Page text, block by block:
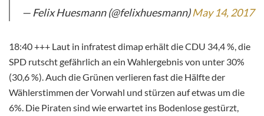
— Felix Huesmann (@felixhuesmann)May 14, 2017
18:40 +++ Laut in infratest dimap erhält die CDU 34,4 %, die
SPD rutscht gefährlich an ein Wahlergebnis von unter 30%
(30,6 %). Auch die Grünen verlieren fast die Hälfte der
Wählerstimmen der Vorwahl und stürzen auf etwas um die
6%. Die Piraten sind wie erwartet ins Bodenlose gestürzt,